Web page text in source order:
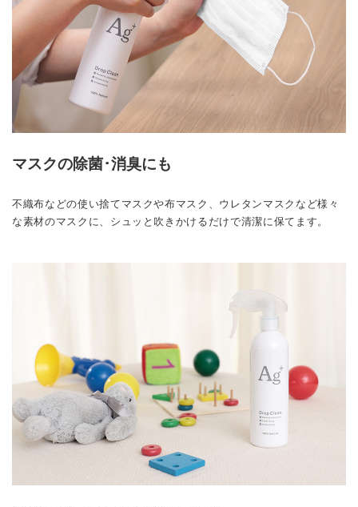
マスクの除菌･消臭にも
不織布などの使い捨てマスクや布マスク、ウレタンマスクなど様々
な素材のマスクに、シュッと吹きかけるだけで清潔に保てます。